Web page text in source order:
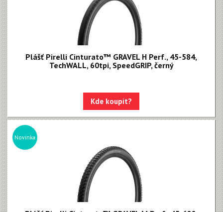
Plášť Pirelli Cinturato™ GRAVEL H Perf., 45-584,
TechWALL, 60tpi, SpeedGRIP, černý
Kde koupit?
Novinka